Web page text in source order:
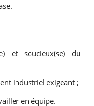
et soucieux(se) du
industriel exigeant ;
en équipe.